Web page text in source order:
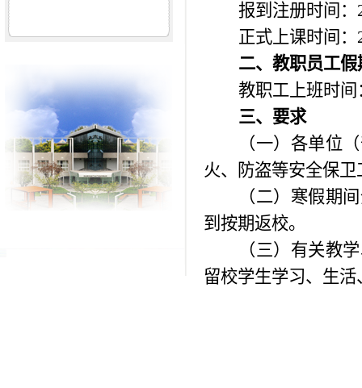
报到注册时间：
正式上课时间：
二、教职员工假
教职工上班时间
三、要求
（一）各单位
火、防盗等安全保
（二）寒假期
到按期返校。
（三）有关教
留校学生学习、生